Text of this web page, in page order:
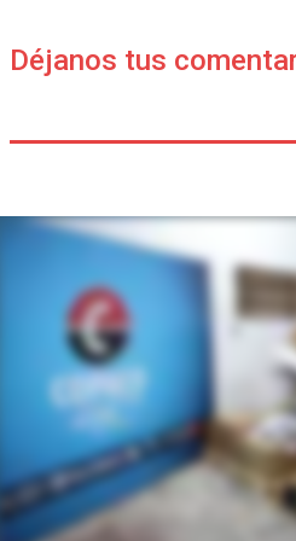
Déjanos tus